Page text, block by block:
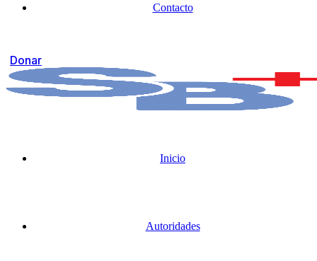
Contacto
Donar
Inicio
Autoridades